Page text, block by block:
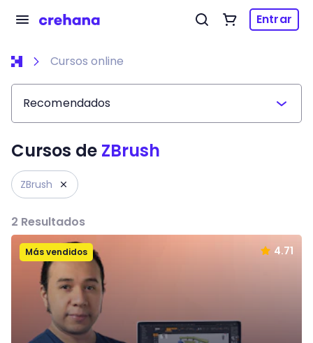
Entrar
Cursos online
Recomendados
Cursos de ZBrush
ZBrush
2 Resultados
Más vendidos 4.71